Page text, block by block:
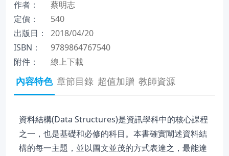
作者：
蔡明志
定價：
540
出版日：
2018/04/20
ISBN：
9789864767540
附件：
線上下載
內容特色 章節目錄 超值加贈 教師資源
資料結構(Data Structures)是資訊學科中的核心課程
之一，也是基礎和必修的科目。本書確實闡述資料結
構的每一主題，並以圖文並茂的方式表達之，最能達